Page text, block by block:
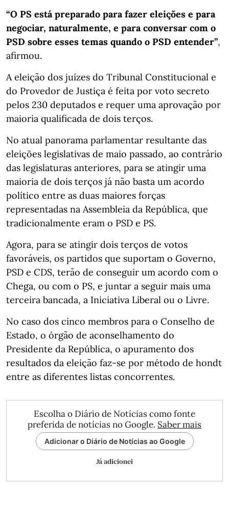
“O PS está preparado para fazer eleições e para
negociar, naturalmente, e para conversar com o
PSD sobre esses temas quando o PSD entender”,
afirmou.
A eleição dos juízes do Tribunal Constitucional e
do Provedor de Justiça é feita por voto secreto
pelos 230 deputados e requer uma aprovação por
maioria qualificada de dois terços.
No atual panorama parlamentar resultante das
eleições legislativas de maio passado, ao contrário
das legislaturas anteriores, para se atingir uma
maioria de dois terços já não basta um acordo
político entre as duas maiores forças
representadas na Assembleia da República, que
tradicionalmente eram o PSD e PS.
Agora, para se atingir dois terços de votos
favoráveis, os partidos que suportam o Governo,
PSD e CDS, terão de conseguir um acordo com o
Chega, ou com o PS, e juntar a seguir mais uma
terceira bancada, a Iniciativa Liberal ou o Livre.
No caso dos cinco membros para o Conselho de
Estado, o órgão de aconselhamento do
Presidente da República, o apuramento dos
resultados da eleição faz-se por método de hondt
entre as diferentes listas concorrentes.
Escolha o Diário de Notícias como fonte
preferida de notícias no Google. Saber mais
Adicionar o Diário de Notícias ao Google
Já adicionei